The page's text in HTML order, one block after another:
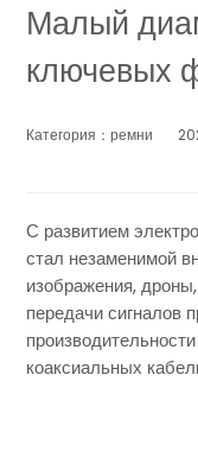
Малый
ключевых
Категория：ремни
С развитием
стал незаменимой
изображения,
передачи сигналов
коаксиальных